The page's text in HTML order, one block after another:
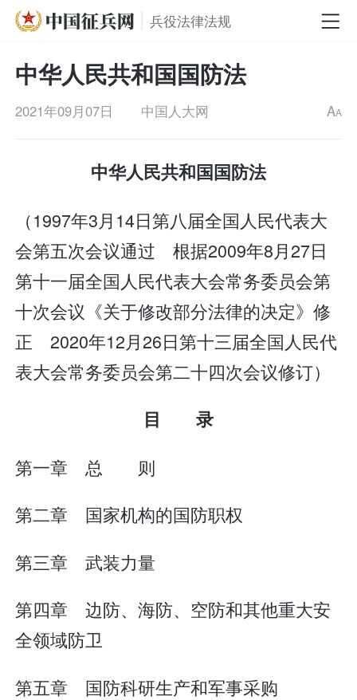
兵役法律法规
中华人民共和国国防法
2021年09月07日 中国人大网 AA
中华人民共和国国防法
（1997年3月14日第八届全国人民代表大
会第五次会议通过 根据2009年8月27日
第十一届全国人民代表大会常务委员会第
十次会议《关于修改部分法律的决定》修
正 2020年12月26日第十三届全国人民代
表大会常务委员会第二十四次会议修订）
目 录
第一章 总 则
第二章 国家机构的国防职权
第三章 武装力量
第四章 边防、海防、空防和其他重大安
全领域防卫
第五章 国防科研生产和军事采购